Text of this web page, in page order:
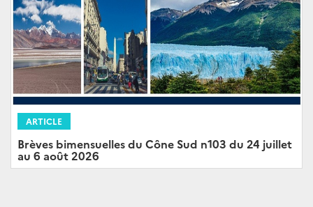
ARTICLE
Brèves bimensuelles du Cône Sud n103 du 24 juillet
au 6 août 2026